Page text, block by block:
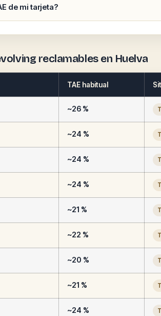
de mi tarjeta?
reclamables en Huelva
TAE habitual
~26 %
~24 %
~24 %
~24 %
~21 %
~22 %
~20 %
~21 %
~24 %